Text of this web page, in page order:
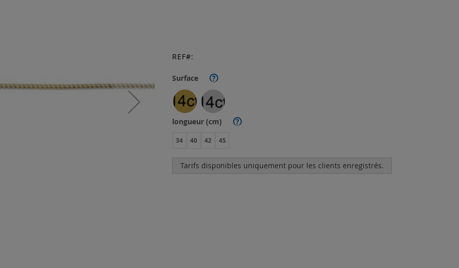
Surface ?
longueur (cm) ?
34 40 42 45
Tarifs disponibles uniquement pour les clients enregistrés.
REF